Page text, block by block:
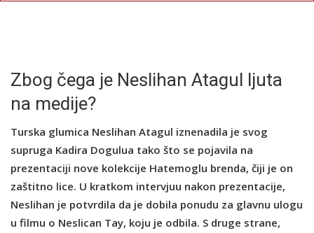
Zbog čega je Neslihan Atagul ljuta
na medije?
Turska glumica Neslihan Atagul iznenadila je svog
supruga Kadira Dogulua tako što se pojavila na
prezentaciji nove kolekcije Hatemoglu brenda, čiji je on
zaštitno lice. U kratkom intervjuu nakon prezentacije,
Neslihan je potvrdila da je dobila ponudu za glavnu ulogu
u filmu o Neslican Tay, koju je odbila. S druge strane,